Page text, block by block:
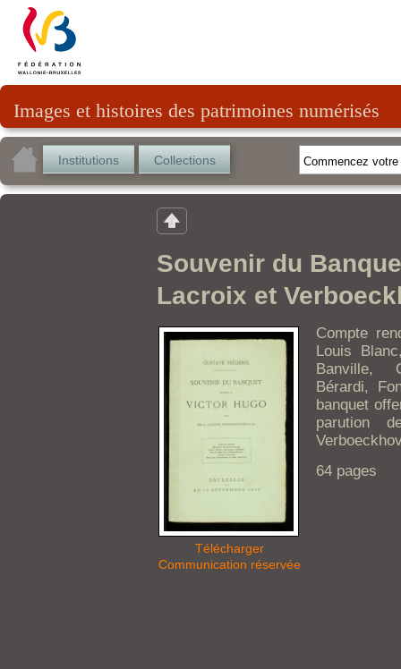
Images et histoires des patrimoines numérisés
Institutions Collections
Souvenir du
Lacroix et
Télécharger
Communication réservée
Compte
Louis
Banville,
Bérardi,
banquet
parution
64 pages